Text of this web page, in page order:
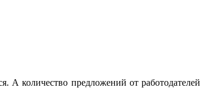
А количество предложений от работодателей